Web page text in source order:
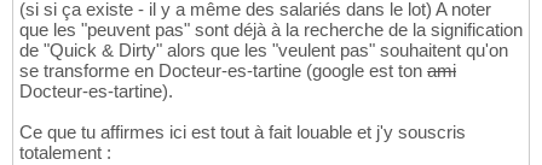
(si si ça existe - il y a même des salariés dans le lot) A noter
que les "peuvent pas" sont déjà à la recherche de la signification
de "Quick & Dirty" alors que les "veulent pas" souhaitent qu'on
se transforme en Docteur-es-tartine (google est ton ami
Docteur-es-tartine).
Ce que tu affirmes ici est tout à fait louable et j'y souscris
totalement :